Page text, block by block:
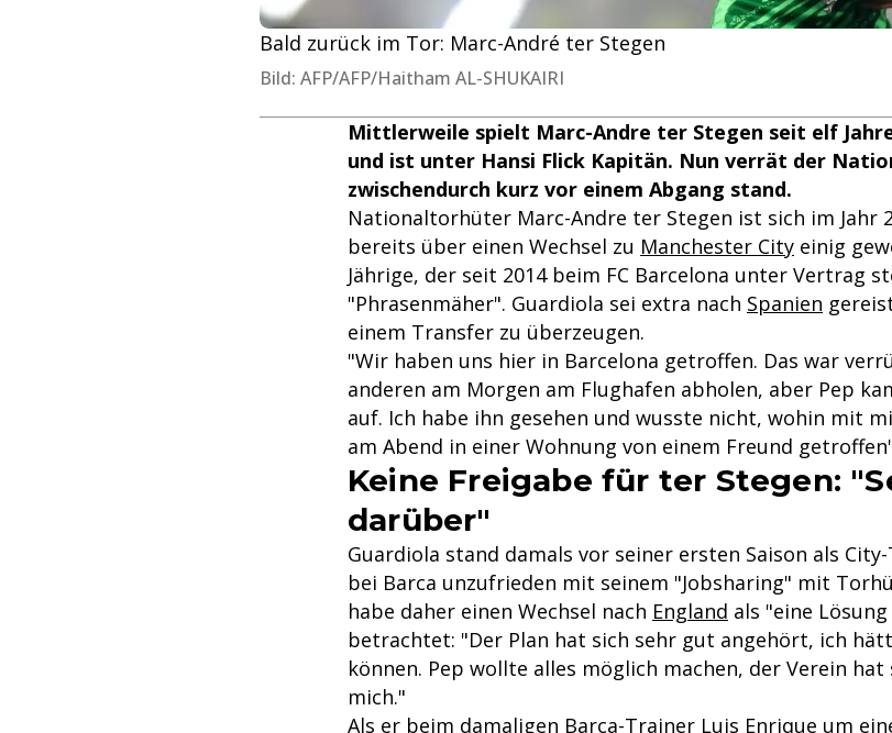
Bald zurück im Tor: Marc-André ter Stegen
Bild: AFP/AFP/Haitham AL-SHUKAIRI
Mittlerweile spielt Marc-Andre ter Stegen seit elf
und ist unter Hansi Flick Kapitän. Nun verrät der
zwischendurch kurz vor einem Abgang stand.
Nationaltorhüter Marc-Andre ter Stegen ist sich im Jahr
bereits über einen Wechsel zu Manchester City einig
Jährige, der seit 2014 beim FC Barcelona unter Vertrag
"Phrasenmäher". Guardiola sei extra nach Spanien
einem Transfer zu überzeugen.
"Wir haben uns hier in Barcelona getroffen. Das war
anderen am Morgen am Flughafen abholen, aber Pep
auf. Ich habe ihn gesehen und wusste nicht, wohin mit
am Abend in einer Wohnung von einem Freund
Keine Freigabe für ter Stegen:
darüber"
Guardiola stand damals vor seiner ersten Saison als
bei Barca unzufrieden mit seinem "Jobsharing" mit
habe daher einen Wechsel nach England als "eine
betrachtet: "Der Plan hat sich sehr gut angehört, ich
können. Pep wollte alles möglich machen, der Verein
mich."
Als er beim damaligen Barca-Trainer Luis Enrique um